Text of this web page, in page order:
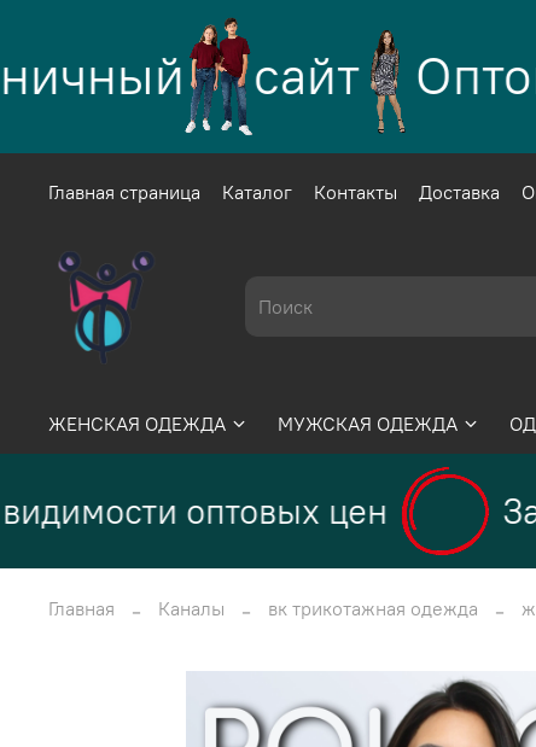
сайт
Главная страница Каталог Контакты Доставка
ЖЕНСКАЯ ОДЕЖДА МУЖСКАЯ ОДЕЖДА
оптовых цен
Главная Каналы вк трикотажная одежда